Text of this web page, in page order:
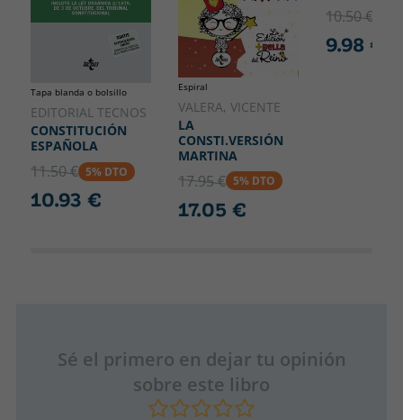
Tapa blanda o bolsillo
EDITORIAL TECNOS
CONSTITUCIÓN
ESPAÑOLA
11.50 € 5% DTO
10.93 €
Espiral
VALERA, VICENTE
LA
CONSTI.VERSIÓN
MARTINA
17.95 € 5% DTO
17.05 €
10.50 €
9.98 €
Sé el primero en dejar tu opinión
sobre este libro